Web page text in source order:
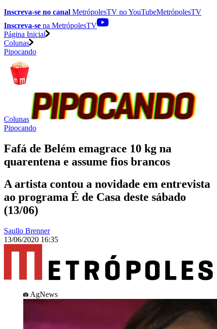
Inscreva-se no canal MetrópolesTV noYouTubeMetrópolesTV
Inscreva-se na MetrópolesTV
Página Inicial
Colunas
Pipocando
Colunas
Pipocando
Fafá de Belém emagrace 10 kg na
quarentena e assume fios brancos
A artista contou a novidade em entrevista
ao programa É de Casa deste sábado
(13/06)
Saullo Brenner
13/06/2020 16:35
AgNews